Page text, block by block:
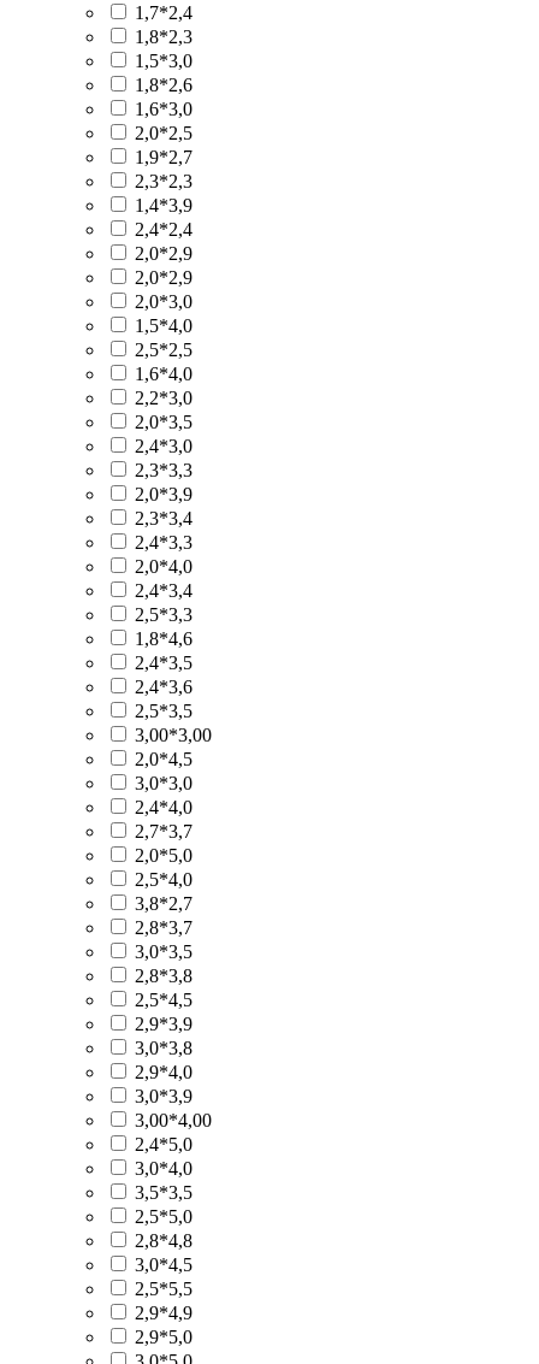
1,7*2,4
1,8*2,3
1,5*3,0
1,8*2,6
1,6*3,0
2,0*2,5
1,9*2,7
2,3*2,3
1,4*3,9
2,4*2,4
2,0*2,9
2,0*2,9
2,0*3,0
1,5*4,0
2,5*2,5
1,6*4,0
2,2*3,0
2,0*3,5
2,4*3,0
2,3*3,3
2,0*3,9
2,3*3,4
2,4*3,3
2,0*4,0
2,4*3,4
2,5*3,3
1,8*4,6
2,4*3,5
2,4*3,6
2,5*3,5
3,00*3,00
2,0*4,5
3,0*3,0
2,4*4,0
2,7*3,7
2,0*5,0
2,5*4,0
3,8*2,7
2,8*3,7
3,0*3,5
2,8*3,8
2,5*4,5
2,9*3,9
3,0*3,8
2,9*4,0
3,0*3,9
3,00*4,00
2,4*5,0
3,0*4,0
3,5*3,5
2,5*5,0
2,8*4,8
3,0*4,5
2,5*5,5
2,9*4,9
2,9*5,0